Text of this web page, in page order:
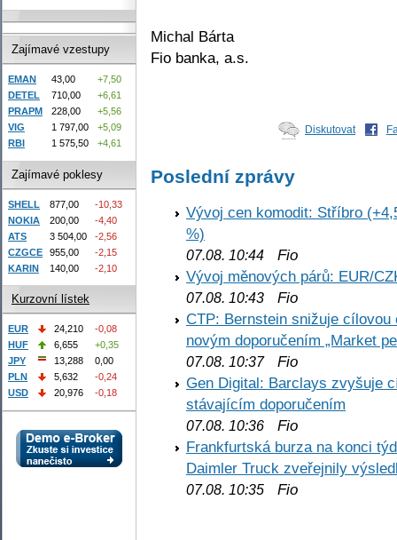
Michal Bárta
Fio banka, a.s.
Diskutovat
Poslední zprávy
Vývoj cen komodit: Stříbro
%)
07.08. 10:44 Fio
Vývoj měnových párů: EUR/
07.08. 10:43 Fio
CTP: Bernstein snižuje
novým doporučením „Market
07.08. 10:37Fio
Gen Digital: Barclays zvyšuje
stávajícím doporučením
07.08. 10:36 Fio
Frankfurtská burza na konci
Daimler Truck zveřejnily
07.08. 10:35 Fio
Zajímavé vzestupy
EMAN 43,00
+7,50
DETEL
710,00
+6,61
PRAPM
228,00
+5,56
VIG
1 797,00
+5,09
RBI
1 575,50 +4,61
Zajímavé poklesy
SHELL 877,00
-10,33
NOKIA
200,00
-4,40
ATS
3 504,00
-2,56
CZGCE
955,00
-2,15
KARIN
140,00 -2,10
Kurzovní lístek
EUR 24,210
-0,08
HUF
6,655
+0,35
JPY
13,288
0,00
PLN
5,632
-0,24
USD
20,976 -0,18